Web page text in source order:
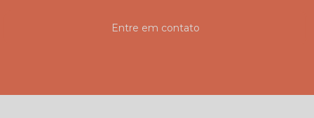
Entre em contato